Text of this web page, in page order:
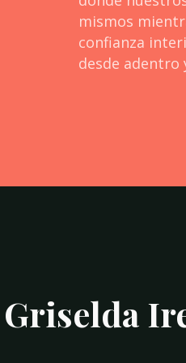
mismos
confianza
desde adentro